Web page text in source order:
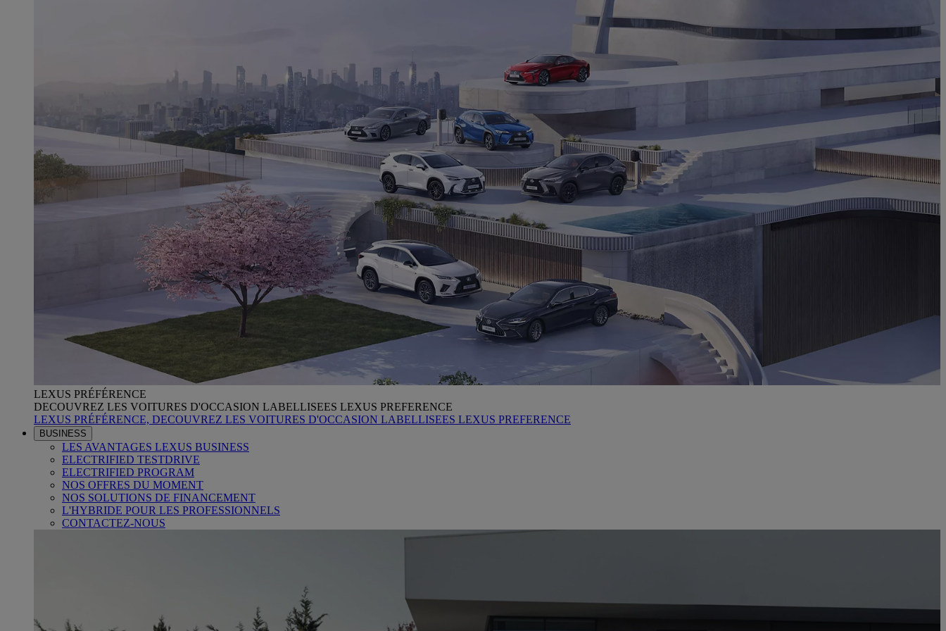
LEXUS PRÉFÉRENCE
DECOUVREZ LES VOITURES D'OCCASION LABELLISEES LEXUS PREFERENCE
LEXUS PRÉFÉRENCE, DECOUVREZ LES VOITURES D'OCCASION LABELLISEES LEXUS PREFERENCE
BUSINESS
LES AVANTAGES LEXUS BUSINESS
ELECTRIFIED TESTDRIVE
ELECTRIFIED PROGRAM
NOS OFFRES DU MOMENT
NOS SOLUTIONS DE FINANCEMENT
L'HYBRIDE POUR LES PROFESSIONNELS
CONTACTEZ-NOUS